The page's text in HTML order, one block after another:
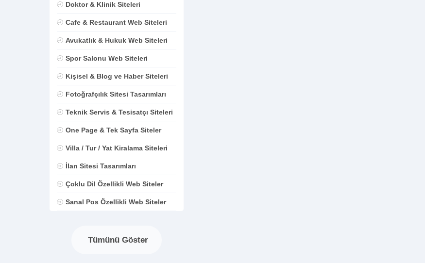
Doktor & Klinik Siteleri
Cafe & Restaurant Web Siteleri
Avukatlık & Hukuk Web Siteleri
Spor Salonu Web Siteleri
Kişisel & Blog ve Haber Siteleri
Fotoğrafçılık Sitesi Tasarımları
Teknik Servis & Tesisatçı Siteleri
One Page & Tek Sayfa Siteler
Villa / Tur / Yat Kiralama Siteleri
İlan Sitesi Tasarımları
Çoklu Dil Özellikli Web Siteler
Sanal Pos Özellikli Web Siteler
Tümünü Göster